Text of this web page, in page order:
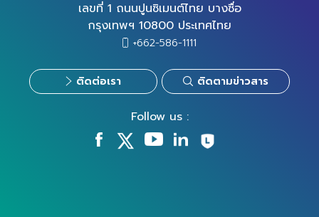
เลขที่ 1 ถนนปูนซิเมนต์ไทย บางซื่อ
กรุงเทพฯ 10800 ประเทศไทย
+662-586-1111
ติดต่อเรา ติดตามข่าวสาร
Follow us :